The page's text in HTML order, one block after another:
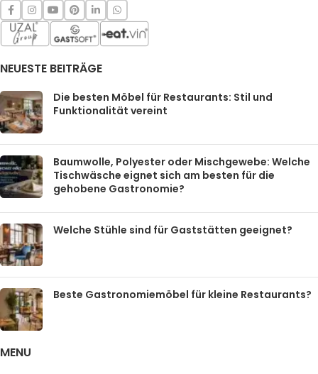
NEUESTE BEITRÄGE
Die besten Möbel für Restaurants: Stil und
Funktionalität vereint
Baumwolle, Polyester oder Mischgewebe: Welche
Tischwäsche eignet sich am besten für die
gehobene Gastronomie?
Welche Stühle sind für Gaststätten geeignet?
Beste Gastronomiemöbel für kleine Restaurants?
MENU